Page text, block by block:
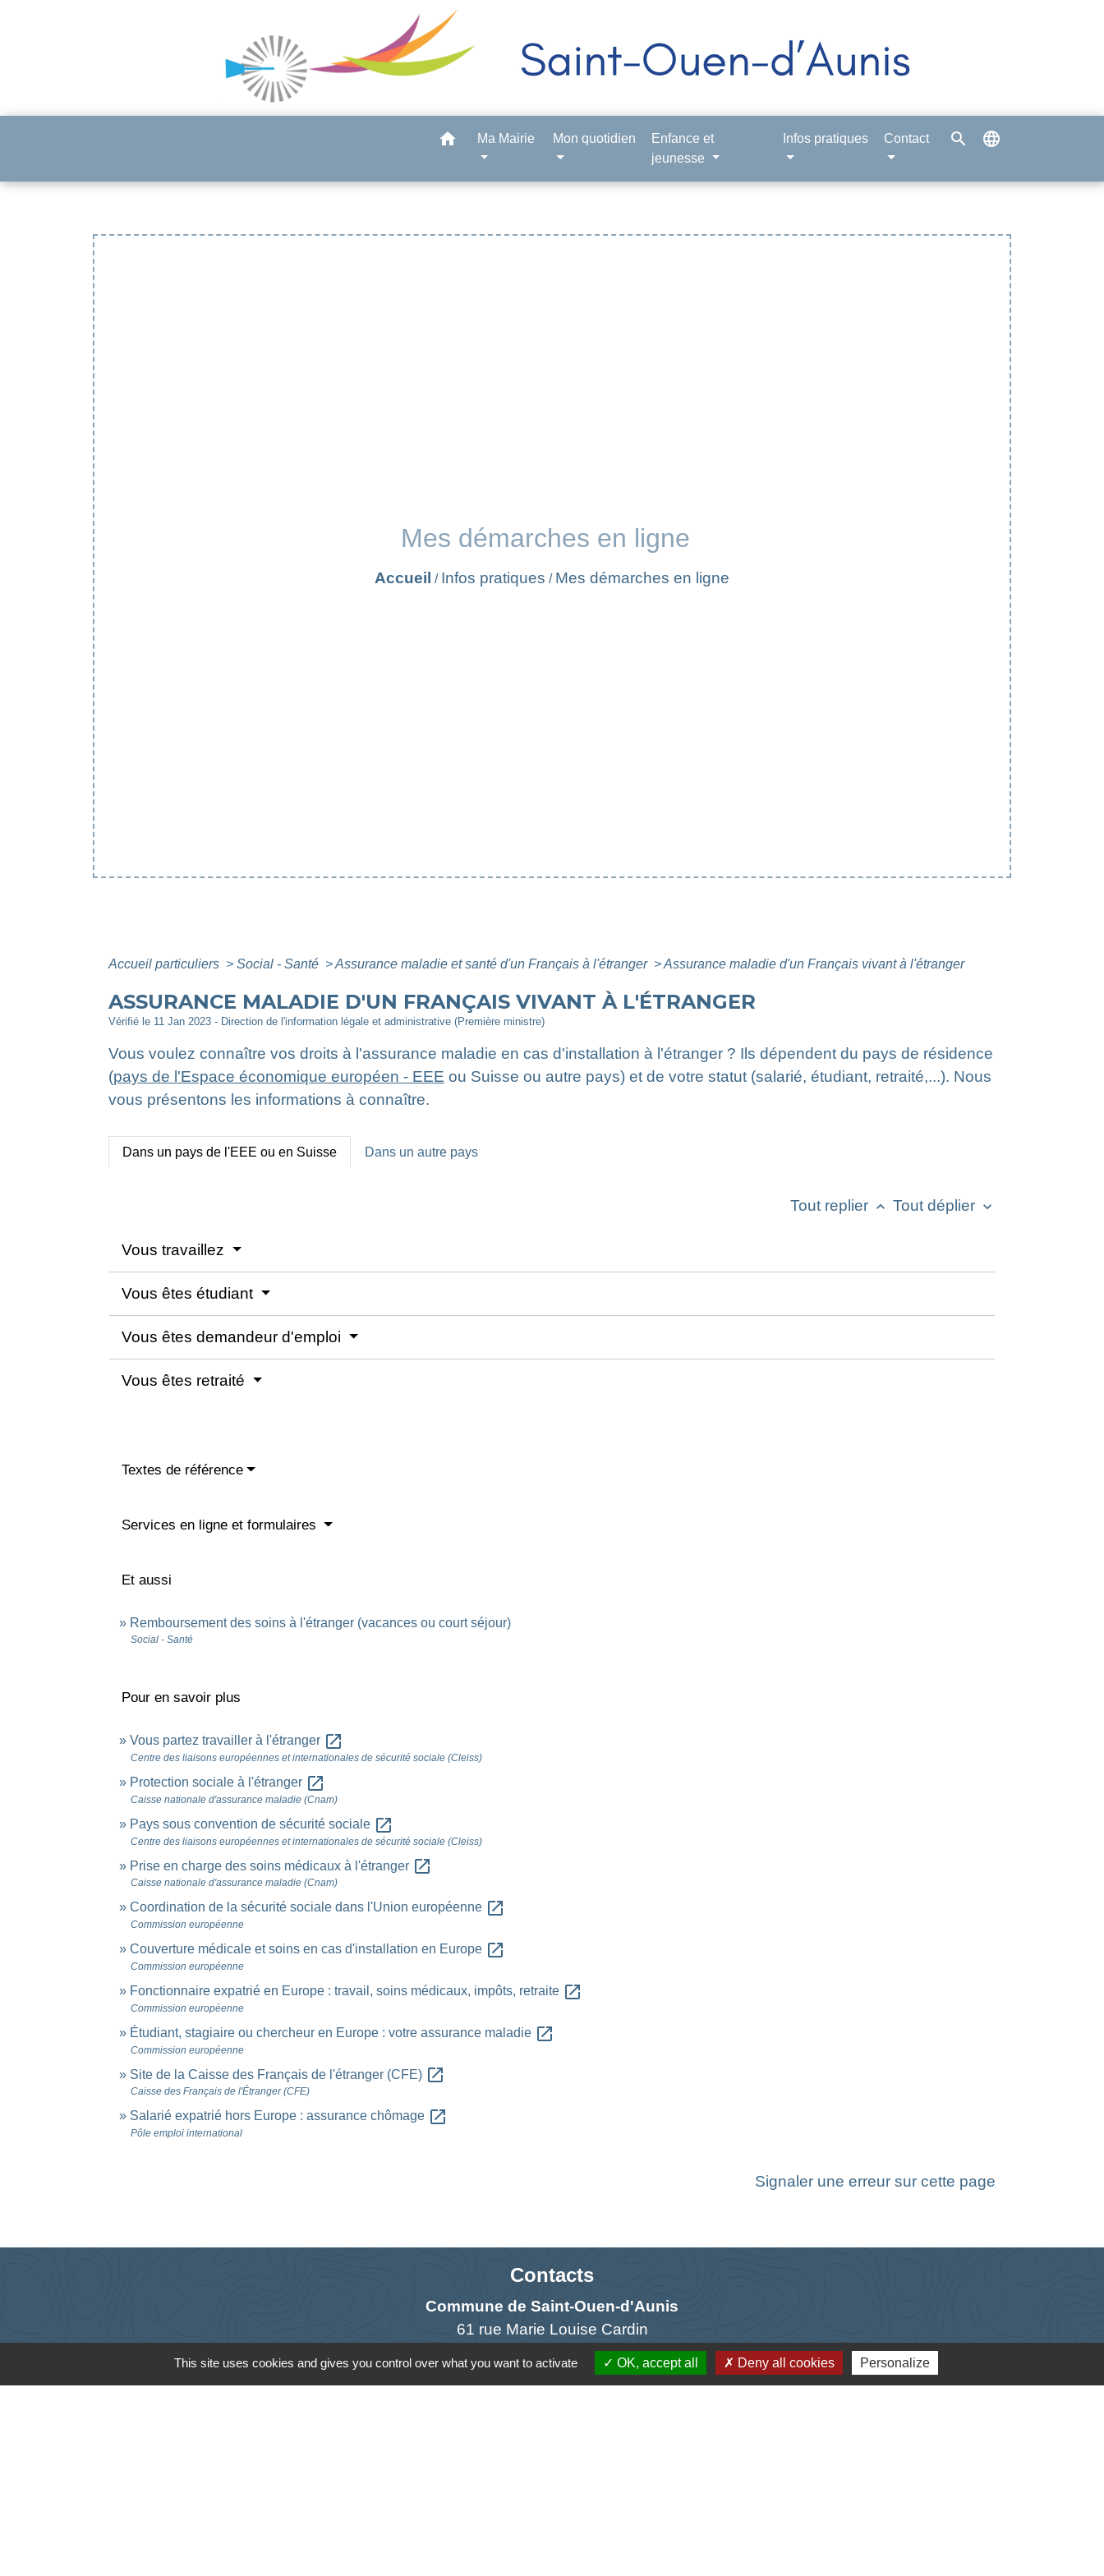
home Ma Mairie Mon quotidien
Enfance et
jeunesse
Infos pratiques Contact search language
Mes démarches en ligne
Accueil / Infos pratiques / Mes démarches en ligne
Accueil particuliers > Social - Santé >Assurance maladie et santé d'un Français à l'étranger >Assurance maladie d'un Français vivant à l'étranger
ASSURANCE MALADIE D'UN FRANÇAIS VIVANT À L'ÉTRANGER
Vérifié le 11 Jan 2023 - Direction de l'information légale et administrative (Première ministre)
Vous voulez connaître vos droits à l'assurance maladie en cas d'installation à l'étranger ? Ils dépendent du pays de résidence
(pays de l'Espace économique européen - EEE ou Suisse ou autre pays) et de votre statut (salarié, étudiant, retraité,...). Nous
vous présentons les informations à connaître.
Dans un pays de l'EEE ou en Suisse Dans un autre pays
Tout replier keyboard_arrow_up Tout déplier keyboard_arrow_down
Vous travaillez
Vous êtes étudiant
Vous êtes demandeur d'emploi
Vous êtes retraité
Textes de référence
Services en ligne et formulaires
Et aussi
Remboursement des soins à l'étranger (vacances ou court séjour)
Social - Santé
Pour en savoir plus
Vous partez travailler à l'étranger open_in_new
Centre des liaisons européennes et internationales de sécurité sociale (Cleiss)
Protection sociale à l'étranger open_in_new
Caisse nationale d'assurance maladie (Cnam)
Pays sous convention de sécurité sociale open_in_new
Centre des liaisons européennes et internationales de sécurité sociale (Cleiss)
Prise en charge des soins médicaux à l'étranger open_in_new
Caisse nationale d'assurance maladie (Cnam)
Coordination de la sécurité sociale dans l'Union européenne open_in_new
Commission européenne
Couverture médicale et soins en cas d'installation en Europe open_in_new
Commission européenne
Fonctionnaire expatrié en Europe : travail, soins médicaux, impôts, retraite open_in_new
Commission européenne
Étudiant, stagiaire ou chercheur en Europe : votre assurance maladie open_in_new
Commission européenne
Site de la Caisse des Français de l'étranger (CFE) open_in_new
Caisse des Français de l'Étranger (CFE)
Salarié expatrié hors Europe : assurance chômage open_in_new
Pôle emploi international
Signaler une erreur sur cette page
Contacts
Commune de Saint-Ouen-d'Aunis
61 rue Marie Louise Cardin
17230 Saint-Ouen-d'Aunis - FRANCE
+33 5 46 01 40 64
This site uses cookies and gives you control over what you want to activate OK, accept all Deny all cookies Personalize